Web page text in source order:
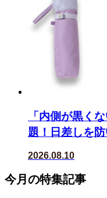
「内側が黒く
題！日差しを
2026.08.10
今月の特集記事